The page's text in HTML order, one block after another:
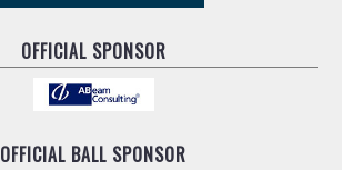
OFFICIAL SPONSOR
OFFICIAL BALL SPONSOR